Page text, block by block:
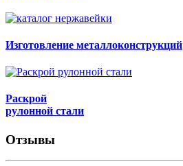
Изготовление металлоконструкций
Раскрой
рулонной стали
Отзывы